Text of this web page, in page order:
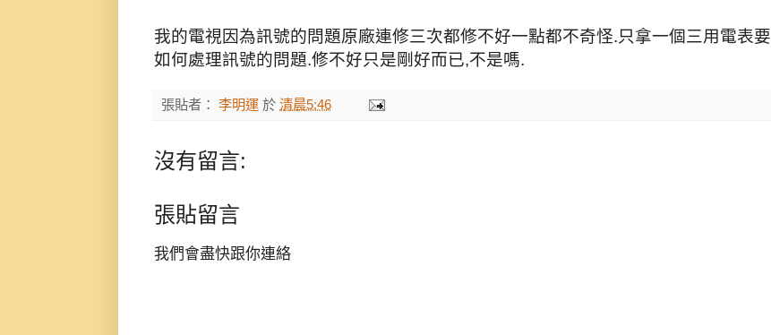
我的電視因為訊號的問題原廠連修三次都修不好一點都不奇怪.只拿一個三用電表要
如何處理訊號的問題.修不好只是剛好而已,不是嗎.
張貼者： 李明運 於 清晨5:46
沒有留言:
張貼留言
我們會盡快跟你連絡